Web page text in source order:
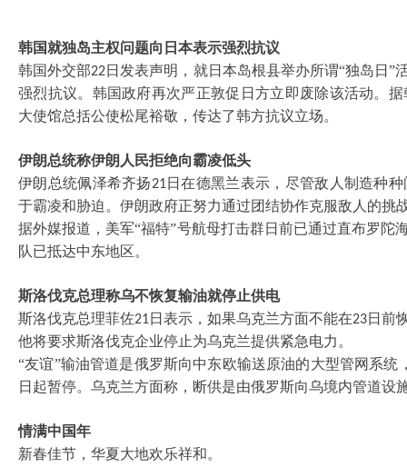
韩国就独岛主权问题向日本表示强烈抗议
韩国外交部22日发表声明，就日本岛根县举办所谓“独岛日”
强烈抗议。韩国政府再次严正敦促日方立即废除该活动。
大使馆总括公使松尾裕敬，传达了韩方抗议立场。
伊朗总统称伊朗人民拒绝向霸凌低头
伊朗总统佩泽希齐扬21日在德黑兰表示，尽管敌人制造种
于霸凌和胁迫。伊朗政府正努力通过团结协作克服敌人的挑
据外媒报道，美军“福特”号航母打击群日前已通过直布罗陀
队已抵达中东地区。
斯洛伐克总理称乌不恢复输油就停止供电
斯洛伐克总理菲佐21日表示，如果乌克兰方面不能在23日前
他将要求斯洛伐克企业停止为乌克兰提供紧急电力。
“友谊”输油管道是俄罗斯向中东欧输送原油的大型管网系
日起暂停。乌克兰方面称，断供是由俄罗斯向乌境内管道设
情满中国年
新春佳节，华夏大地欢乐祥和。